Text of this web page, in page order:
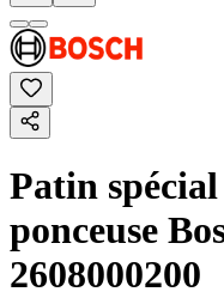
Patin
ponceuse
2608000200